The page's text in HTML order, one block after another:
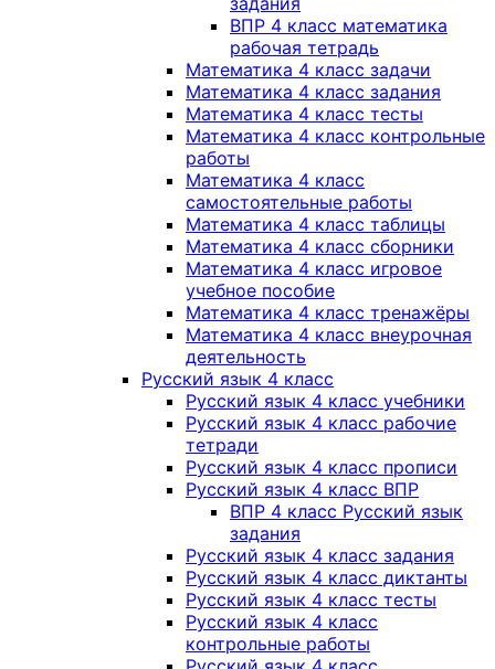
ВПР 4 класс математика
рабочая тетрадь
Математика 4 класс задачи
Математика 4 класс задания
Математика 4 класс тесты
Математика 4 класс контрольные
работы
Математика 4 класс
самостоятельные работы
Математика 4 класс таблицы
Математика 4 класс сборники
Математика 4 класс игровое
учебное пособие
Математика 4 класс тренажёры
Математика 4 класс внеурочная
деятельность
Русский язык 4 класс
Русский язык 4 класс учебники
Русский язык 4 класс рабочие
тетради
Русский язык 4 класс прописи
Русский язык 4 класс ВПР
ВПР 4 класс Русский язык
задания
Русский язык 4 класс задания
Русский язык 4 класс диктанты
Русский язык 4 класс тесты
Русский язык 4 класс
контрольные работы